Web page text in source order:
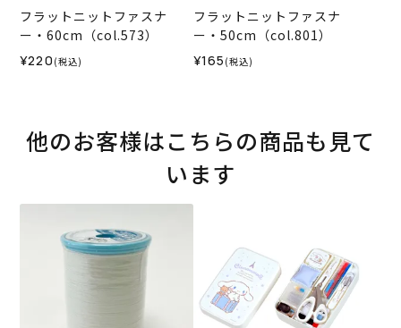
フラットニットファスナ
ー・60cm（col.573）
¥220 (税込)
フラットニットファスナ
ー・50cm（col.801）
¥165 (税込)
他のお客様はこちらの商品も見て
います